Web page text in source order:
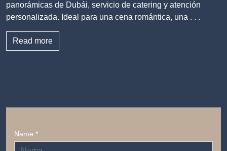
panorámicas de Dubái, servicio de catering y atención
personalizada. Ideal para una cena romántica, una . . .
Read more
Name *